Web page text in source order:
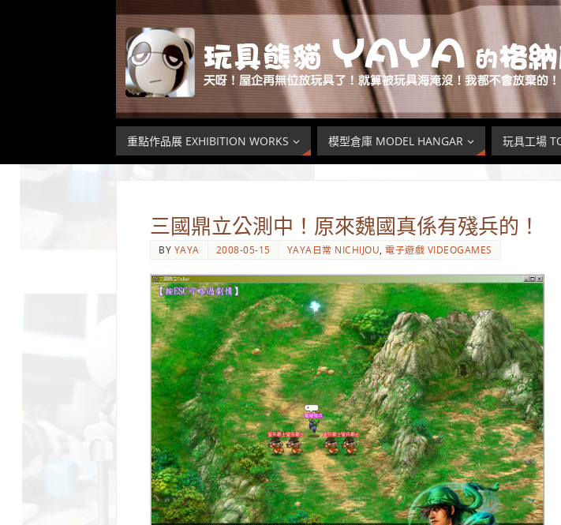
重點作品展 EXHIBITION WORKS 模型倉庫 MODEL HANGAR 玩具工場
三國鼎立公測中！原來魏國真係有殘兵的！
BY YAYA 2008-05-15 YAYA日常 NICHIJOU 電子遊戲 VIDEOGAMES